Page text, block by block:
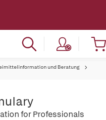
und Beratung
for Professionals